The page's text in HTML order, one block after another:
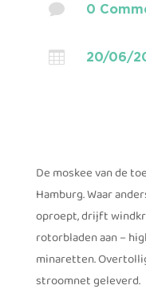
 0
 20/06/
De moskee van de
Hamburg. Waar
oproept, drijft
rotorbladen aan –
minaretten.
stroomnet geleverd.